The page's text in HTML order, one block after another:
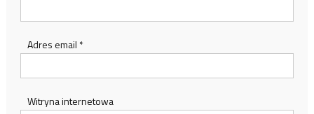
Adres email *
Witryna internetowa